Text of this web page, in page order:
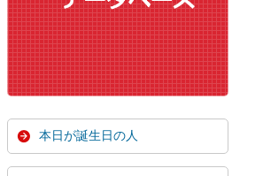
本日が誕生日の人